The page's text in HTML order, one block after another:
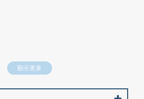
顯示更多